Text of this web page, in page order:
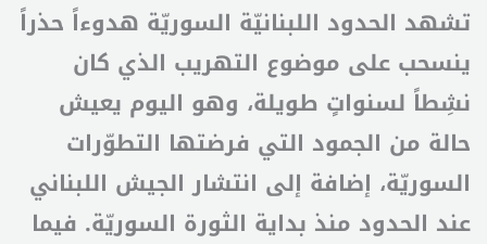
تشهد الحدود اللبنانيّة السوريّة هدوءاً حذراً
ينسحب على موضوع التهريب الذي كان
نشِطاً لسنواتٍ طويلة، وهو اليوم يعيش
حالة من الجمود التي فرضتها التطوّرات
السوريّة، إضافة إلى انتشار الجيش اللبناني
عند الحدود منذ بداية الثورة السوريّة. فيما